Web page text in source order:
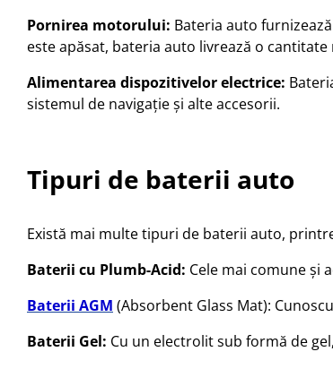
Pornirea motorului: Bateria auto
este apăsat, bateria auto livrează o
Alimentarea dispozitivelor electrice:
sistemul de navigație și alte accesorii.
Tipuri de baterii auto
Există mai multe tipuri de baterii auto,
Baterii cu Plumb-Acid: Cele mai comune și
Baterii AGM (Absorbent Glass Mat):
Baterii Gel: Cu un electrolit sub formă de